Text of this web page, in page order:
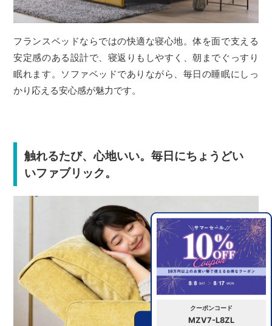
クーポンコード
MZV7-L8ZL
フランスベッドならではの快適な寝心地。体を面で支える
安定感のある設計で、寝返りもしやすく、朝までぐっすり
眠れます。ソファベッドでありながら、毎日の睡眠にしっ
かり応える安心感が魅力です。
触れるたび、心地いい。毎日にちょうどい
いファブリック。